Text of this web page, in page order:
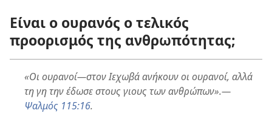
Είναι ο ουρανός ο τελικός
προορισμός της ανθρωπότητας;
«Οι ουρανοί—στον Ιεχωβά ανήκουν οι ουρανοί, αλλά
τη γη την έδωσε στους γιους των ανθρώπων».—
Ψαλμός 115:16.